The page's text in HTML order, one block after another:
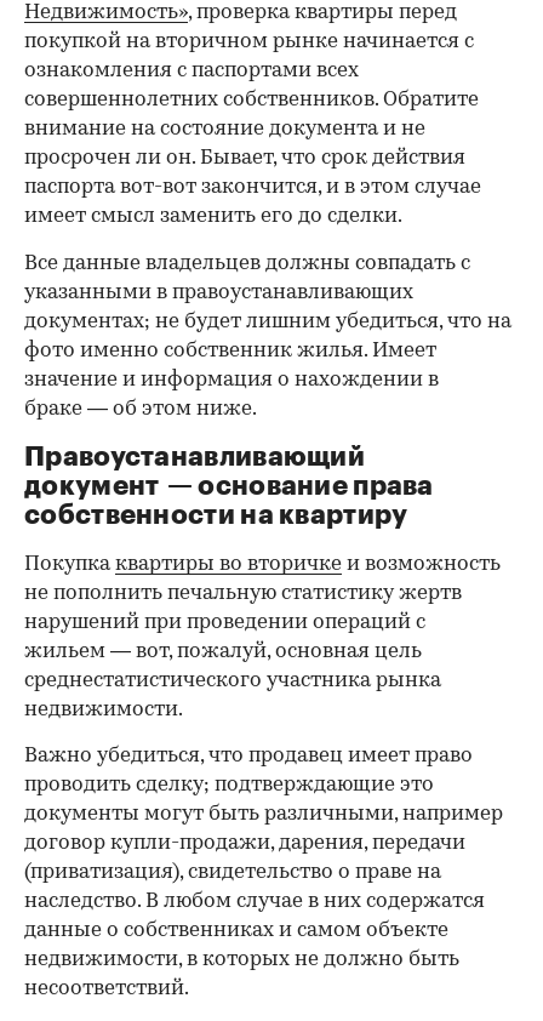
Недвижимость», проверка квартиры перед
покупкой на вторичном рынке начинается с
ознакомления с паспортами всех
совершеннолетних собственников. Обратите
внимание на состояние документа и не
просрочен ли он. Бывает, что срок действия
паспорта вот-вот закончится, и в этом случае
имеет смысл заменить его до сделки.
00:00 / 00:00
Все данные владельцев должны совпадать с
указанными в правоустанавливающих
документах; не будет лишним убедиться, что на
фото именно собственник жилья. Имеет
значение и информация о нахождении в
браке — об этом ниже.
Правоустанавливающий
документ — основание права
собственности на квартиру
Покупкаквартиры во вторичке и возможность
не пополнить печальную статистику жертв
нарушений при проведении операций с
жильем — вот, пожалуй, основная цель
среднестатистического участника рынка
недвижимости.
Важно убедиться, что продавец имеет право
проводить сделку; подтверждающие это
документы могут быть различными, например
договор купли-продажи, дарения, передачи
(приватизация), свидетельство о праве на
наследство. В любом случае в них содержатся
данные о собственниках и самом объекте
недвижимости, в которых не должно быть
несоответствий.